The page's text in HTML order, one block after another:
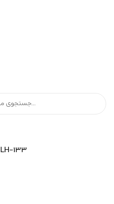
برس رنگ و پوش سانبی کد LH-133